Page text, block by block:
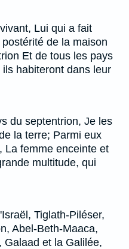
Lui qui a fait
de la maison
Et de tous les pays
habiteront dans leur
du septentrion, Je les
la terre; Parmi eux
La femme enceinte et
multitude, qui
Tiglath-Piléser,
Abel-Beth-Maaca,
Galaad et la Galilée,